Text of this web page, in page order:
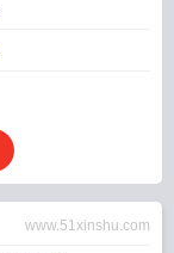
www.51xinshu.com